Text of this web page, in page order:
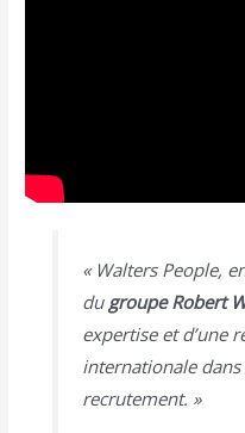
« Walters People,
du groupe Robert
expertise et d’une
internationale
recrutement. »